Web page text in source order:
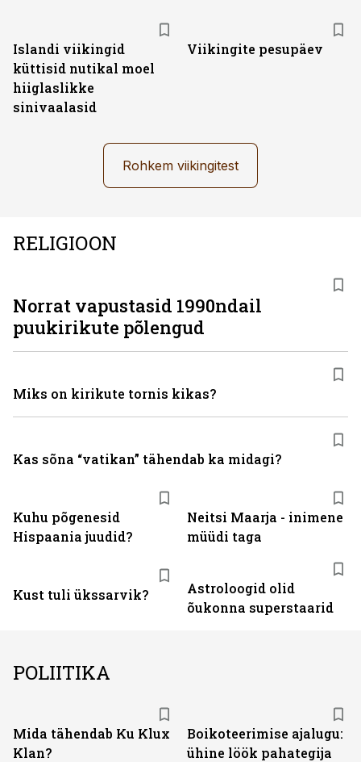
Islandi viikingid
küttisid nutikal moel
hiiglaslikke
sinivaalasid
Viikingite pesupäev
Rohkem viikingitest
RELIGIOON
Kuhu põgenesid
Hispaania juudid?
Neitsi Maarja - inimene
müüdi taga
Kust tuli ükssarvik?
Astroloogid olid
õukonna superstaarid
Norrat vapustasid 1990ndail
puukirikute põlengud
Miks on kirikute tornis kikas?
Kas sõna “vatikan” tähendab ka midagi?
POLIITIKA
Mida tähendab Ku Klux
Klan?
Boikoteerimise ajalugu:
ühine löök pahategija